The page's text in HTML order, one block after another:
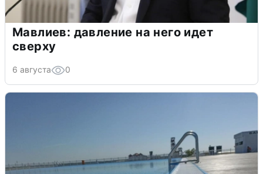
Мавлиев: давление на него идет
сверху
6 августа 0